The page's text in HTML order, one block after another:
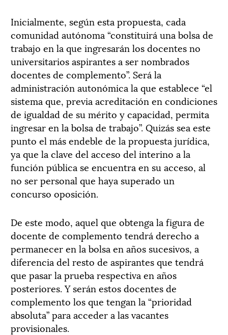
Inicialmente, según esta propuesta, cada
comunidad autónoma “constituirá una bolsa de
trabajo en la que ingresarán los docentes no
universitarios aspirantes a ser nombrados
docentes de complemento”. Será la
administración autonómica la que establece “el
sistema que, previa acreditación en condiciones
de igualdad de su mérito y capacidad, permita
ingresar en la bolsa de trabajo”. Quizás sea este
punto el más endeble de la propuesta jurídica,
ya que la clave del acceso del interino a la
función pública se encuentra en su acceso, al
no ser personal que haya superado un
concurso oposición.
De este modo, aquel que obtenga la figura de
docente de complemento tendrá derecho a
permanecer en la bolsa en años sucesivos, a
diferencia del resto de aspirantes que tendrá
que pasar la prueba respectiva en años
posteriores. Y serán estos docentes de
complemento los que tengan la “prioridad
absoluta” para acceder a las vacantes
provisionales.